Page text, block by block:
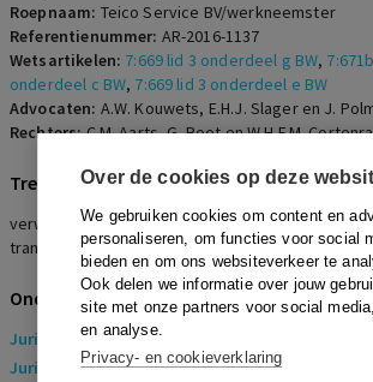
Over de cookies op deze
We gebruiken cookies om content en
personaliseren, om functies voor social
bieden en om ons websiteverkeer te
Ook delen we informatie over jouw
site met onze partners voor social
en analyse.
Privacy- en cookieverklaring
Roepnaam: Teico Service BV/werkneemster
Referentienummer: AR-2016-1137
Wetsartikelen: 7:669 lid 3 onderdeel g BW,
onderdeel c BW, 7:669 lid 3 onderdeel e BW
Advocaten: A.W. Kouwets, E.H.J. Slager en J.
Rechters:C.M. Aarts, G. Boot en W.H.F.M.
Trefwoorden
verwijtbaar handelen , redelijke re-
transitievergoeding, e-grond
Onderwerpen
Juridisch> Arbeidsrecht
Juridisch> Sociaal Zekerheidsrecht